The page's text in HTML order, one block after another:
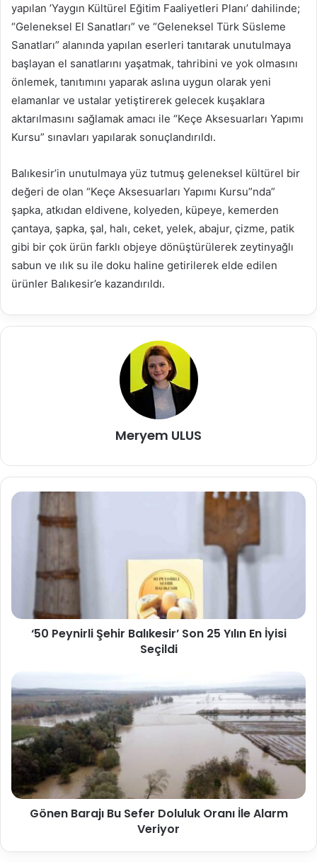
yapılan ’Yaygın Kültürel Eğitim Faaliyetleri Planı’ dahilinde;
“Geleneksel El Sanatları” ve “Geleneksel Türk Süsleme
Sanatları” alanında yapılan eserleri tanıtarak unutulmaya
başlayan el sanatlarını yaşatmak, tahribini ve yok olmasını
önlemek, tanıtımını yaparak aslına uygun olarak yeni
elamanlar ve ustalar yetiştirerek gelecek kuşaklara
aktarılmasını sağlamak amacı ile “Keçe Aksesuarları Yapımı
Kursu” sınavları yapılarak sonuçlandırıldı.
Balıkesir’in unutulmaya yüz tutmuş geleneksel kültürel bir
değeri de olan “Keçe Aksesuarları Yapımı Kursu”nda”
şapka, atkıdan eldivene, kolyeden, küpeye, kemerden
çantaya, şapka, şal, halı, ceket, yelek, abajur, çizme, patik
gibi bir çok ürün farklı objeye dönüştürülerek zeytinyağlı
sabun ve ılık su ile doku haline getirilerek elde edilen
ürünler Balıkesir’e kazandırıldı.
Meryem ULUS
‘50 Peynirli Şehir Balıkesir’ Son 25 Yılın En İyisi
Seçildi
Gönen Barajı Bu Sefer Doluluk Oranı İle Alarm
Veriyor